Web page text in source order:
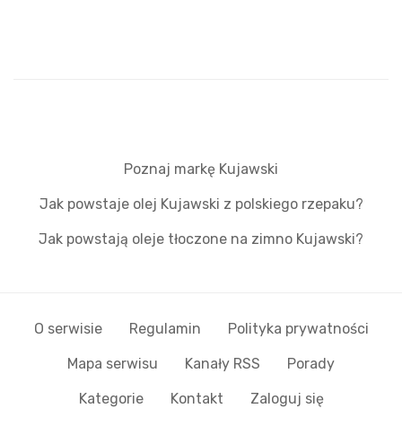
Poznaj markę Kujawski
Jak powstaje olej Kujawski z polskiego rzepaku?
Jak powstają oleje tłoczone na zimno Kujawski?
O serwisie Regulamin Polityka prywatności
Mapa serwisu Kanały RSS Porady
Kategorie Kontakt Zaloguj się